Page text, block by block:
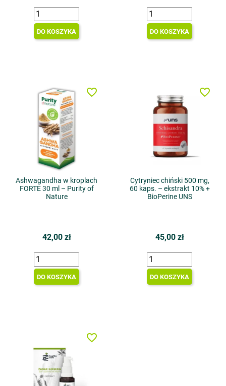
DO KOSZYKA DO KOSZYKA
Ashwagandha w kroplach
FORTE 30 ml – Purity of
Nature
42,00 zł
DO KOSZYKA
favorite_border
Cytryniec chiński 500 mg,
60 kaps. – ekstrakt 10% +
BioPerine UNS
45,00 zł
DO KOSZYKA
favorite_border
favorite_border